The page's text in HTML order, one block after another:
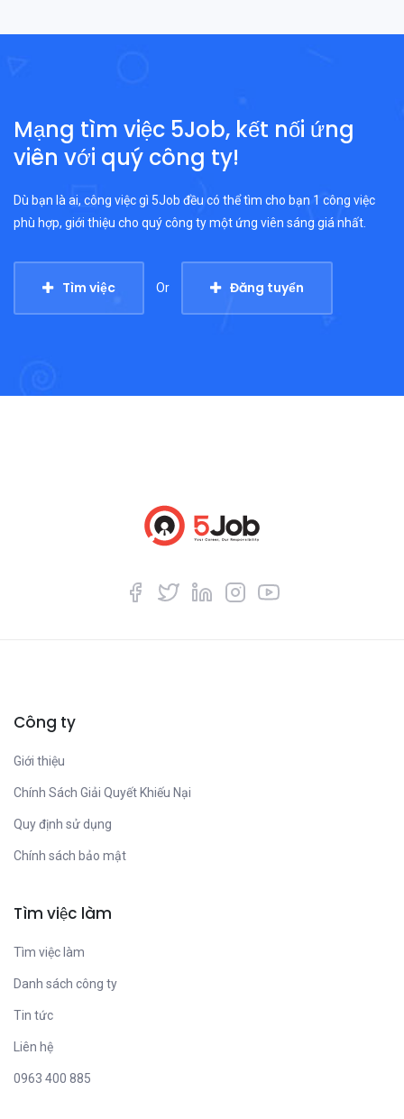
Mạng tìm việc 5Job, kết nối ứng
viên với quý công ty!
Dù bạn là ai, công việc gì 5Job đều có thể tìm cho bạn 1 công việc
phù hợp, giới thiệu cho quý công ty một ứng viên sáng giá nhất.
Tìm việc Or Đăng tuyển
Công ty
Giới thiệu
Chính Sách Giải Quyết Khiếu Nại
Quy định sử dụng
Chính sách bảo mật
Tìm việc làm
Tìm việc làm
Danh sách công ty
Tin tức
Liên hệ
0963 400 885